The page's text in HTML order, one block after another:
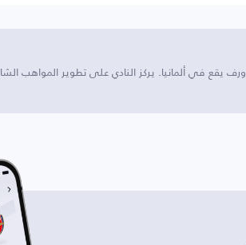
يقع في ألمانيا. يركز النادي على تطوير المواهب